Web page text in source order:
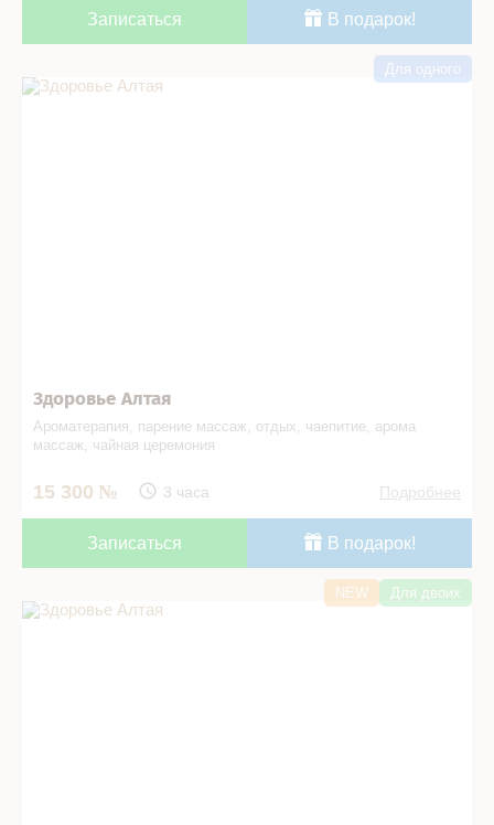
Записаться В подарок!
Здоровье Алтая в СПА салоне
Здоровье Алтая
Ароматерапия, парение массаж, отдых, чаепитие, арома
массаж, чайная церемония
15 300 3 часа Подробнее
Для одного
Записаться В подарок!
Здоровье Алтая в СПА салоне
NEW Для двоих